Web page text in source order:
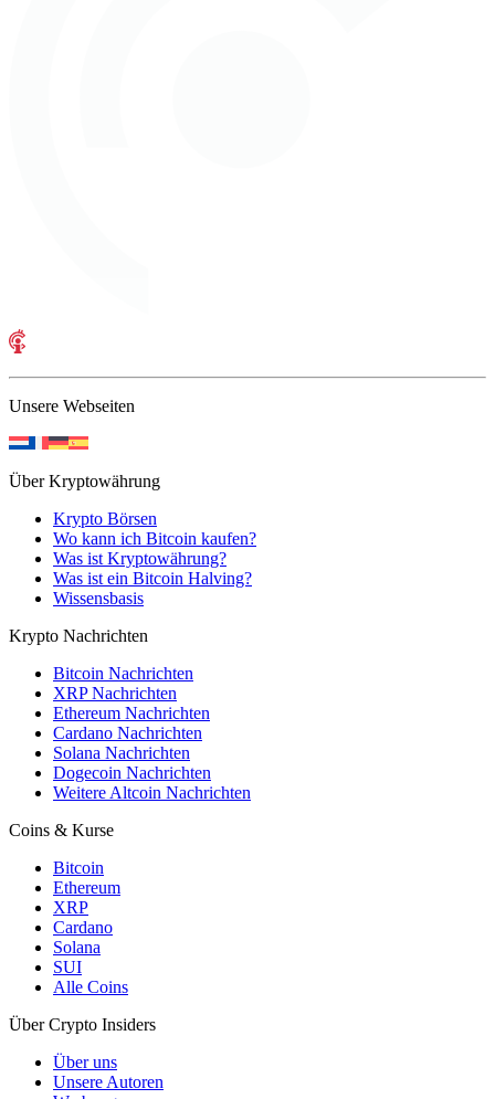
Unsere Webseiten
Über Kryptowährung
Krypto Börsen
Wo kann ich Bitcoin kaufen?
Was ist Kryptowährung?
Was ist ein Bitcoin Halving?
Wissensbasis
Krypto Nachrichten
Bitcoin Nachrichten
XRP Nachrichten
Ethereum Nachrichten
Cardano Nachrichten
Solana Nachrichten
Dogecoin Nachrichten
Weitere Altcoin Nachrichten
Coins & Kurse
Bitcoin
Ethereum
XRP
Cardano
Solana
SUI
Alle Coins
Über Crypto Insiders
Über uns
Unsere Autoren